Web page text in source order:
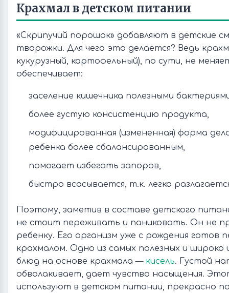
Крахмал в детском питании
«Скрипучий порошок» добавляют в детские
творожки. Для чего это делается? Ведь
кукурузный, картофельный), по сути, не
обеспечивает:
заселение кишечника полезными
более густую консистенцию продукта,
модифицированная (измененная) форма
ребенка более сбалансированным,
помогает избегать запоров,
быстро всасывается, т.к. легко
Поэтому, заметив в составе детского
не стоит переживать и паниковать. Он не
ребенку. Его организм уже с рождения готов
крахмалом. Одно из самых полезных и широко
блюд на основе крахмала — кисель. Густой
обволакивает, дает чувство насыщения.
используют в детском питании, прекрасно